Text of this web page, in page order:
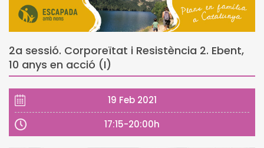
2a sessió. Corporeïtat i Resistència 2. Ebent,
10 anys en acció (I)
19 Feb 2021
17:15-20:00h